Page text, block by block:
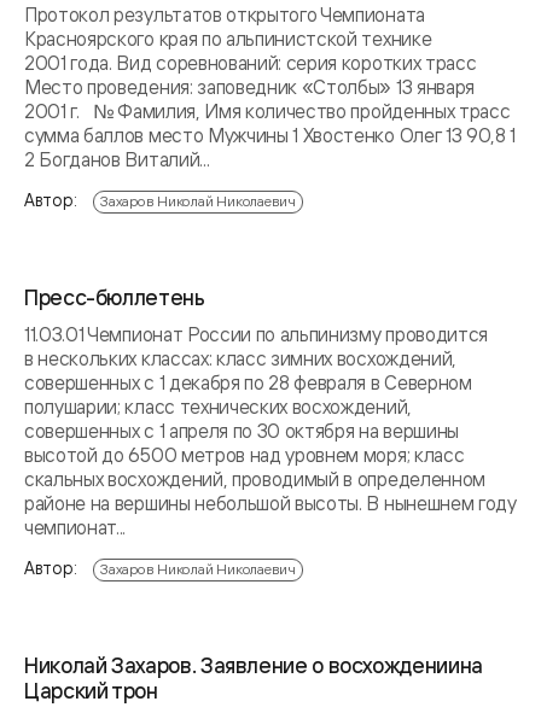
Протокол результатов открытого Чемпионата
Красноярского края по альпинистской технике
2001 года. Вид соревнований: серия коротких трасс
Место проведения: заповедник «Столбы» 13 января
2001 г. № Фамилия, Имя количество пройденных трасс
сумма баллов место Мужчины 1 Хвостенко Олег 13 90,8 1
2 Богданов Виталий...
Автор: Захаров Николай Николаевич
Пресс-бюллетень
11.03.01 Чемпионат России по альпинизму проводится
в нескольких классах: класс зимних восхождений,
совершенных с 1 декабря по 28 февраля в Северном
полушарии; класс технических восхождений,
совершенных с 1 апреля по 30 октября на вершины
высотой до 6500 метров над уровнем моря; класс
скальных восхождений, проводимый в определенном
районе на вершины небольшой высоты. В нынешнем году
чемпионат...
Автор: Захаров Николай Николаевич
Николай Захаров. Заявление о восхождениина
Царский трон